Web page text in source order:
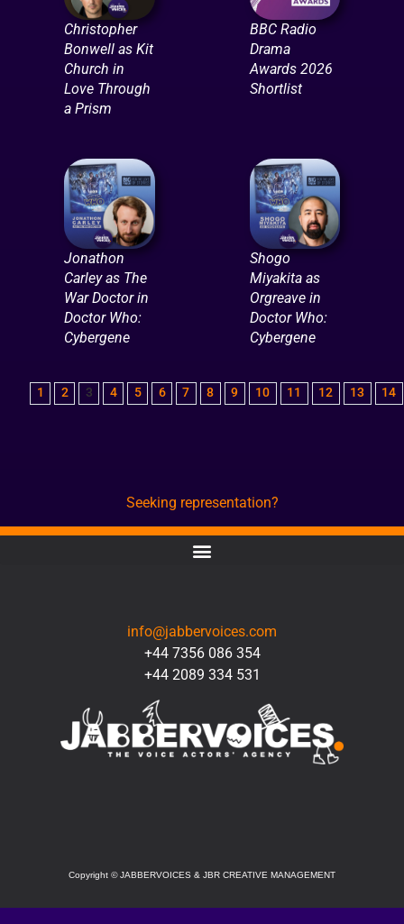
Christopher
Bonwell as Kit
Church in
Love Through
a Prism
BBC Radio
Drama
Awards 2026
Shortlist
Jonathon
Carley as The
War Doctor in
Doctor Who:
Cybergene
Shogo
Miyakita as
Orgreave in
Doctor Who:
Cybergene
1 2 3 4 5 6 7 8 9 10 11 12 13 14
Seeking representation?
info@jabbervoices.com
+44 7356 086 354
+44 2089 334 531
Copyright ©JABBERVOICES & JBR CREATIVE MANAGEMENT